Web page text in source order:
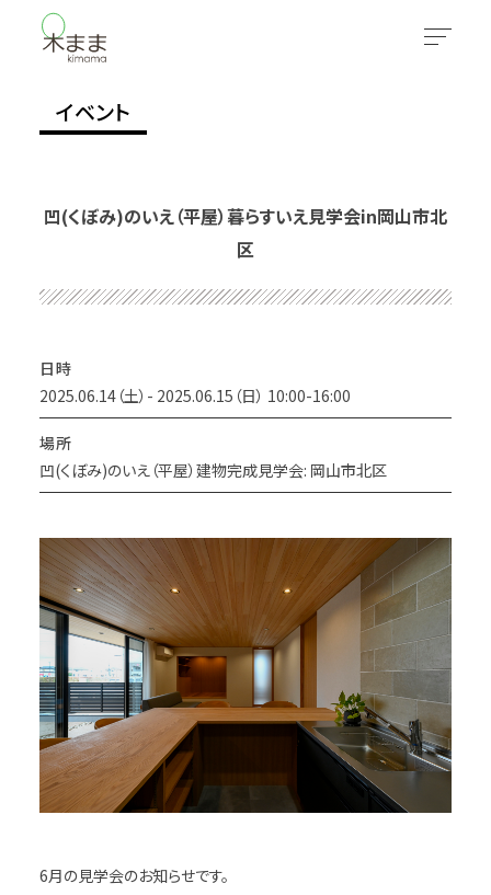
イベント
凹(くぼみ)のいえ（平屋）暮らすいえ見学会in岡山市北
区
日時
2025.06.14（土）- 2025.06.15（日） 10:00-16:00
場所
凹(くぼみ)のいえ（平屋）建物完成見学会: 岡山市北区
6月の見学会のお知らせです。